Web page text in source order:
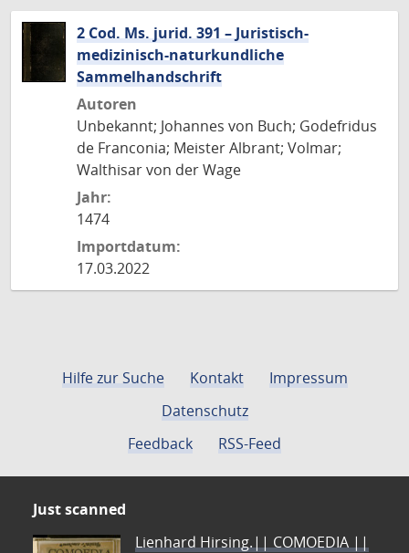
2 Cod. Ms. jurid. 391 – Juristisch-
medizinisch-naturkundliche
Sammelhandschrift
Autoren
Unbekannt; Johannes von Buch; Godefridus
de Franconia; Meister Albrant; Volmar;
Walthisar von der Wage
Jahr:
1474
Importdatum:
17.03.2022
Hilfe zur Suche Kontakt
Impressum
Datenschutz
Feedback
RSS-Feed
Just scanned
Lienhard Hirsing.|| COMOEDIA ||